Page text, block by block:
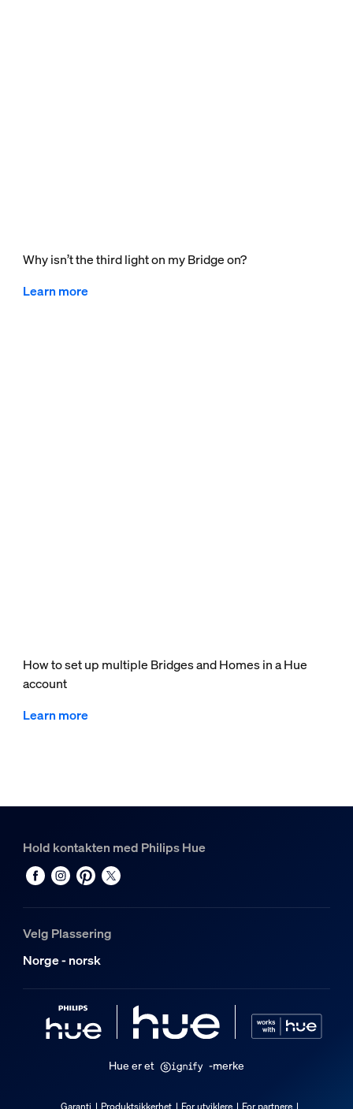
Why isn’t the third light on my Bridge on?
Learn more
How to set up multiple Bridges and Homes in a Hue
account
Learn more
Hold kontakten med Philips Hue
Velg Plassering
Norge - norsk
Hue er et -merke
Garanti Produktsikkerhet For utviklere For partnere